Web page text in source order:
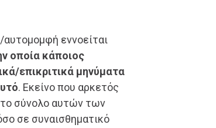
αυτομομφή εννοείται
οποία κάποιος
επικριτικά μηνύματα
. Εκείνο που αρκετός
το σύνολο αυτών των
σε συναισθηματικό